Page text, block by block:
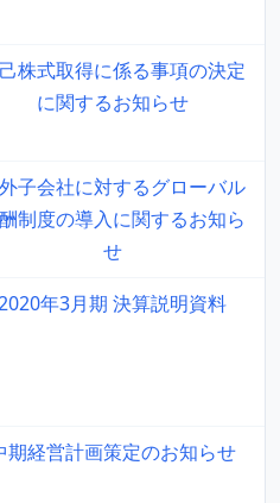
株式取得に係る事項の決定
に関するお知らせ
子会社に対するグローバル
制度の導入に関するお知ら
せ
年3月期 決算説明資料
期経営計画策定のお知らせ